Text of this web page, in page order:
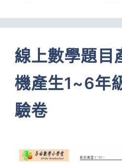
線上數學題目
機產生1~6年
驗卷